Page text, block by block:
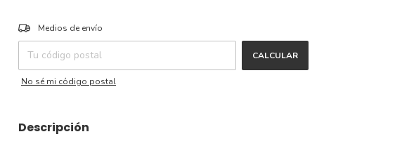
Entregas para el CP:
Medios de envío
CALCULAR
No sé mi código postal
Descripción